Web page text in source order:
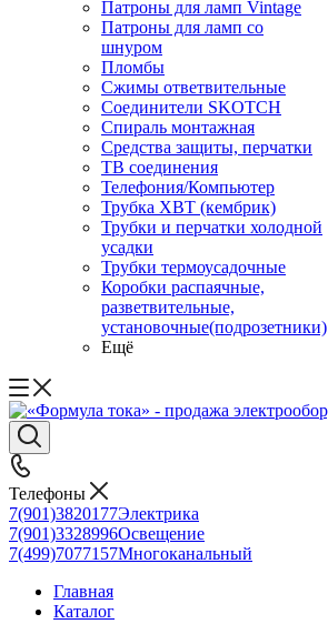
Патроны для ламп Vintage
Патроны для ламп со
шнуром
Пломбы
Сжимы ответвительные
Соединители SKOTCH
Спираль монтажная
Средства защиты, перчатки
ТВ соединения
Телефония/Компьютер
Трубка ХВТ (кембрик)
Трубки и перчатки холодной
усадки
Трубки термоусадочные
Коробки распаячные,
разветвительные,
установочные(подрозетники)
Ещё
Телефоны
7(901)3820177Электрика
7(901)3328996Освещение
7(499)7077157Многоканальный
Главная
Каталог